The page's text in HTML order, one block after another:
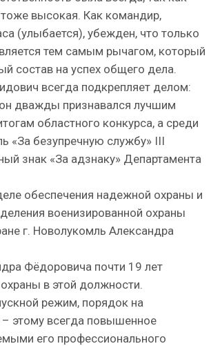
высокая. Как командир,
(улыбается), убежден, что только
тем самым рычагом, который
состав на успех общего дела.
всегда подкрепляет делом:
дважды признавался лучшим
областного конкурса, а среди
«За безупречную службу» III
знак «За адзнаку» Департамента
обеспечения надежной охраны и
военизированной охраны
г. Новолукомль Александра
Фёдоровича почти 19 лет
в этой должности.
режим, порядок на
– этому всегда повышенное
его профессионального